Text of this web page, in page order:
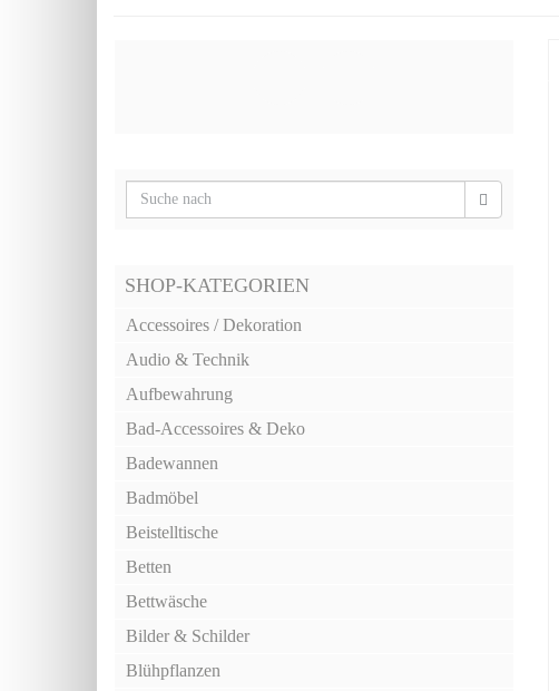
SHOP-KATEGORIEN
Accessoires / Dekoration
Audio & Technik
Aufbewahrung
Bad-Accessoires & Deko
Badewannen
Badmöbel
Beistelltische
Betten
Bettwäsche
Bilder & Schilder
Blühpflanzen